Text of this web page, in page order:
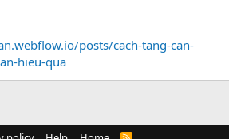
posts/cach-tang-can-
hieu-qua
R